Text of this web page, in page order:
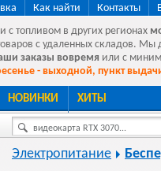
Как найти Контакты
с топливом в других регионах
с удаленных складов. Мы
заказы вовремя или с
- выходной, пункт
НОВИНКИ ХИТЫ
видеокарта RTX 3070...
Электропитание